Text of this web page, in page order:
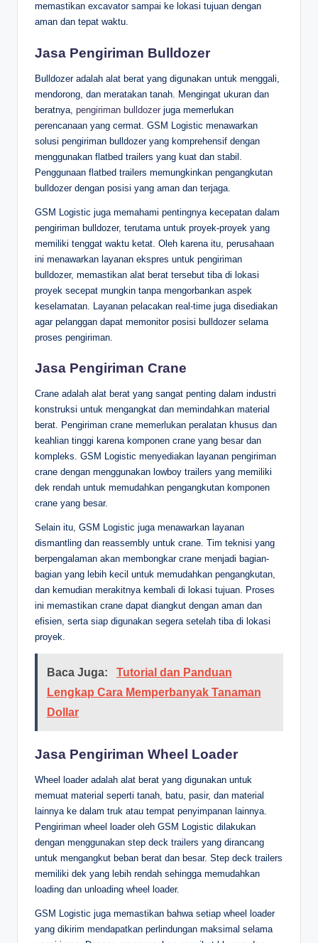
memastikan excavator sampai ke lokasi tujuan dengan
aman dan tepat waktu.
Jasa Pengiriman Bulldozer
Bulldozer adalah alat berat yang digunakan untuk menggali,
mendorong, dan meratakan tanah. Mengingat ukuran dan
beratnya, pengiriman bulldozer juga memerlukan
perencanaan yang cermat. GSM Logistic menawarkan
solusi pengiriman bulldozer yang komprehensif dengan
menggunakan flatbed trailers yang kuat dan stabil.
Penggunaan flatbed trailers memungkinkan pengangkutan
bulldozer dengan posisi yang aman dan terjaga.
GSM Logistic juga memahami pentingnya kecepatan dalam
pengiriman bulldozer, terutama untuk proyek-proyek yang
memiliki tenggat waktu ketat. Oleh karena itu, perusahaan
ini menawarkan layanan ekspres untuk pengiriman
bulldozer, memastikan alat berat tersebut tiba di lokasi
proyek secepat mungkin tanpa mengorbankan aspek
keselamatan. Layanan pelacakan real-time juga disediakan
agar pelanggan dapat memonitor posisi bulldozer selama
proses pengiriman.
Jasa Pengiriman Crane
Crane adalah alat berat yang sangat penting dalam industri
konstruksi untuk mengangkat dan memindahkan material
berat. Pengiriman crane memerlukan peralatan khusus dan
keahlian tinggi karena komponen crane yang besar dan
kompleks. GSM Logistic menyediakan layanan pengiriman
crane dengan menggunakan lowboy trailers yang memiliki
dek rendah untuk memudahkan pengangkutan komponen
crane yang besar.
Selain itu, GSM Logistic juga menawarkan layanan
dismantling dan reassembly untuk crane. Tim teknisi yang
berpengalaman akan membongkar crane menjadi bagian-
bagian yang lebih kecil untuk memudahkan pengangkutan,
dan kemudian merakitnya kembali di lokasi tujuan. Proses
ini memastikan crane dapat diangkut dengan aman dan
efisien, serta siap digunakan segera setelah tiba di lokasi
proyek.
Baca Juga:
Tutorial dan Panduan
Lengkap Cara Memperbanyak Tanaman
Dollar
Jasa Pengiriman Wheel Loader
Wheel loader adalah alat berat yang digunakan untuk
memuat material seperti tanah, batu, pasir, dan material
lainnya ke dalam truk atau tempat penyimpanan lainnya.
Pengiriman wheel loader oleh GSM Logistic dilakukan
dengan menggunakan step deck trailers yang dirancang
untuk mengangkut beban berat dan besar. Step deck trailers
memiliki dek yang lebih rendah sehingga memudahkan
loading dan unloading wheel loader.
GSM Logistic juga memastikan bahwa setiap wheel loader
yang dikirim mendapatkan perlindungan maksimal selama